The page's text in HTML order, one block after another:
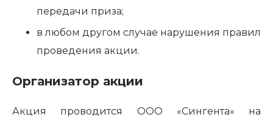
передачи приза;
в любом другом случае нарушения правил
проведения акции.
Организатор акции
Акция проводится ООО «Сингента» на